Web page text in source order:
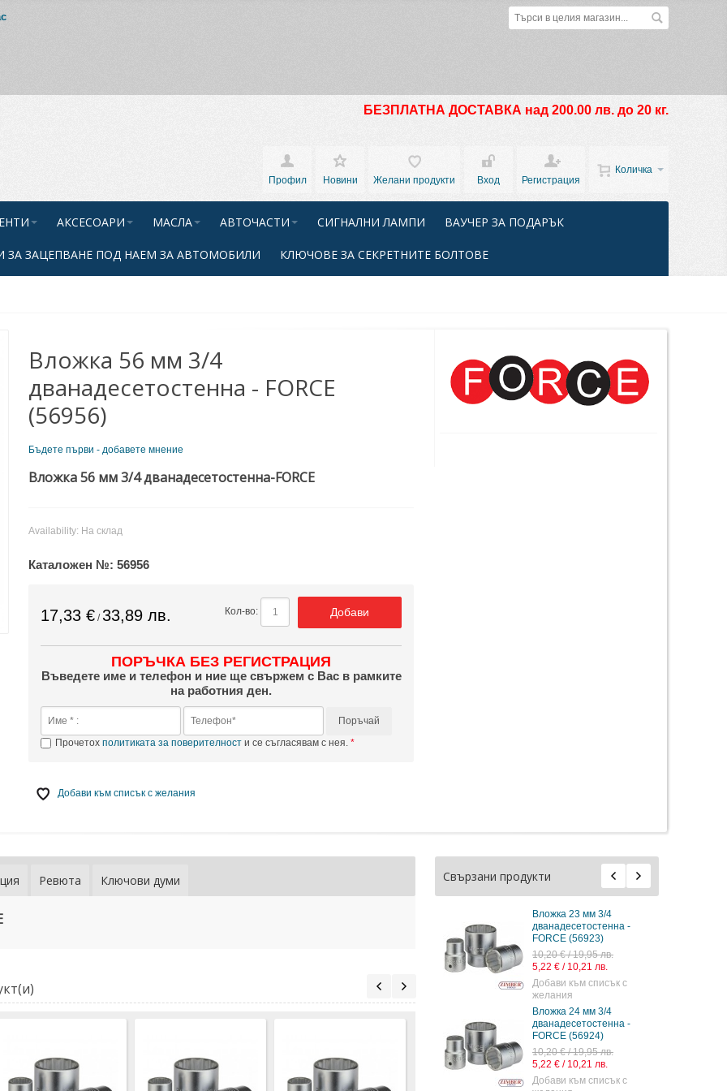
БЕЗПЛАТНА ДОСТАВКА над 200.00 лв. до 20 кг.
Количка
Профил
Новини Желани продукти Вход Регистрация
АКСЕСОАРИ МАСЛА АВТОЧАСТИ СИГНАЛНИ ЛАМПИ ВАУЧЕР ЗА ПОДАРЪК
ЗА ЗАЦЕПВАНЕ ПОД НАЕМ ЗА АВТОМОБИЛИ КЛЮЧОВЕ ЗА СЕКРЕТНИТЕ БОЛТОВЕ
Вложка 56 мм 3/4
дванадесетостенна - FORCE
(56956)
Бъдете първи - добавете мнение
Вложка 56 мм 3/4 дванадесетостенна-FORCE
Availability: На склад
Каталожен №:56956
17,33 € / 33,89 лв. Кол-во: Добави
ПОРЪЧКА БЕЗ РЕГИСТРАЦИЯ
Въведете име и телефон и ние ще свържем с Вас в рамките
на работния ден.
Поръчай
Прочетохполитиката за поверителност и се съгласявам с нея.
Добави към списък с желания
Ревюта Ключови думи Свързани продукти
Добави към списък с
4,70 € / 9,19 лв.
Добави към списък с
Вложка 23 мм 3/4
дванадесетостенна -
FORCE (56923)
10,20 € / 19,95 лв.
5,22 € / 10,21 лв.
Добави към списък с
желания
Вложка 24 мм 3/4
дванадесетостенна -
FORCE (56924)
10,20 € / 19,95 лв.
5,22 € / 10,21 лв.
Добави към списък с